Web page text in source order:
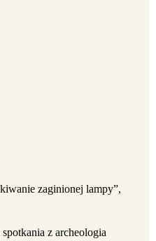
zaginionej lampy”,
z archeologia